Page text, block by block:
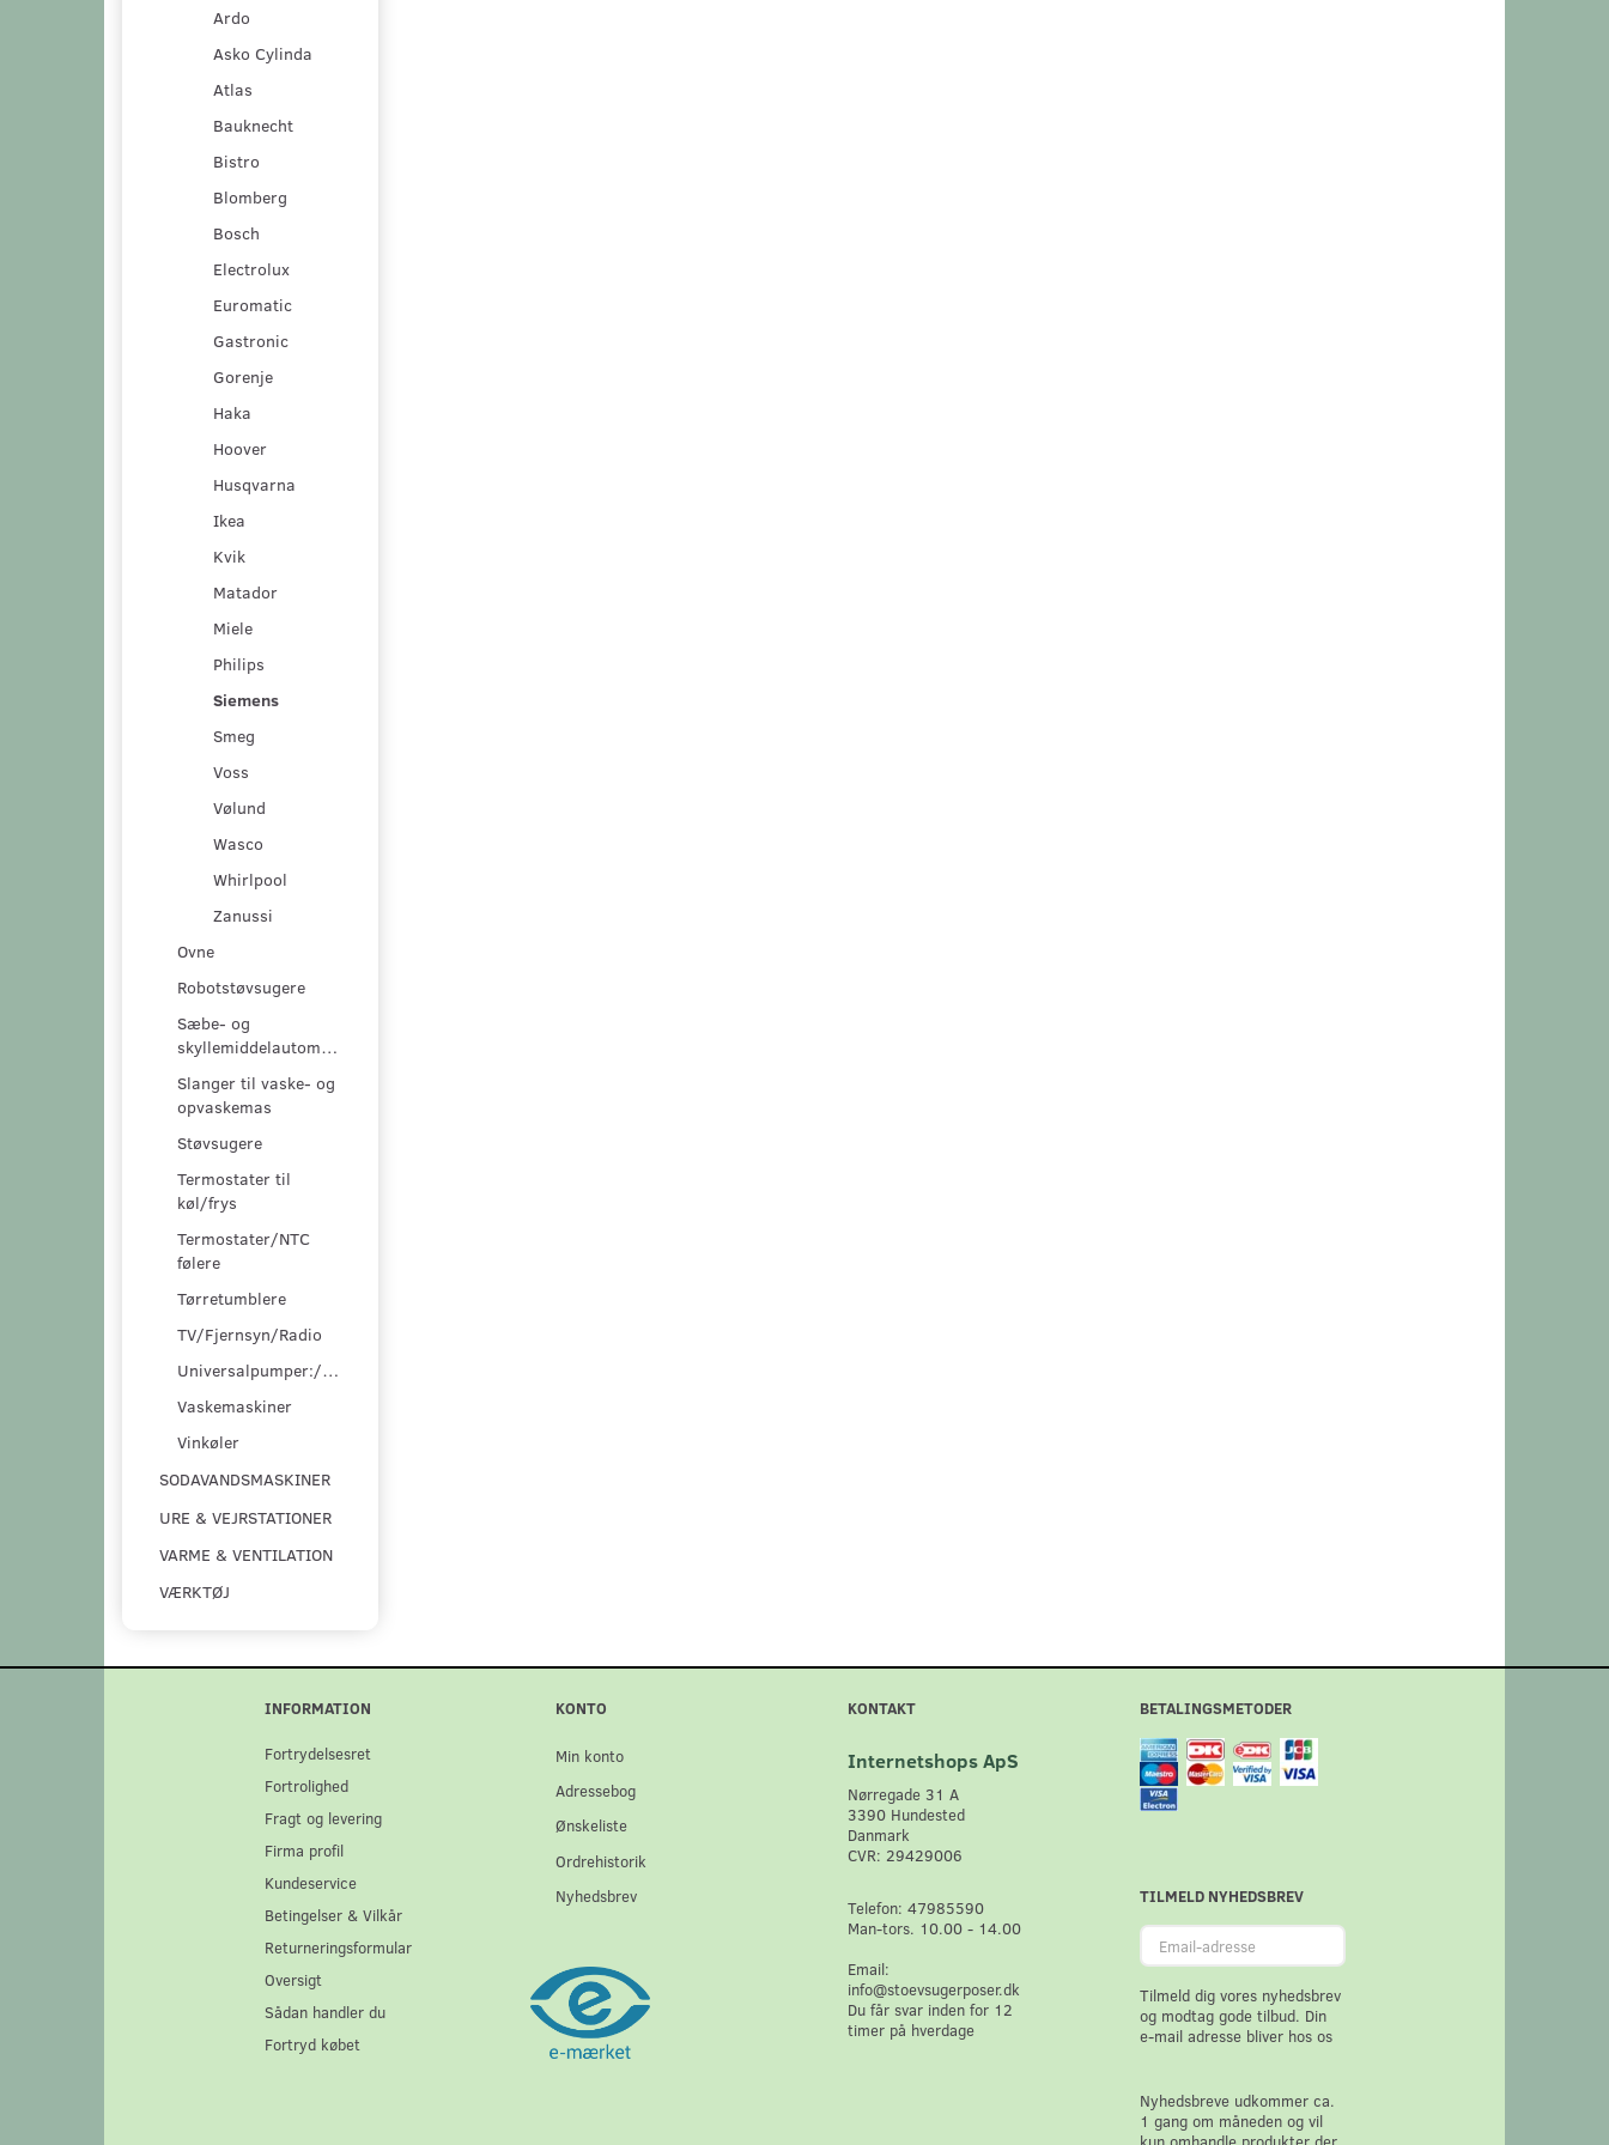
Ardo
Asko Cylinda
Atlas
Bauknecht
Bistro
Blomberg
Bosch
Electrolux
Euromatic
Gastronic
Gorenje
Haka
Hoover
Husqvarna
Ikea
Kvik
Matador
Miele
Philips
Siemens
Smeg
Voss
Vølund
Wasco
Whirlpool
Zanussi
Ovne
Robotstøvsugere
Sæbe- og
skyllemiddelautomater
Slanger til vaske- og
opvaskemas
Støvsugere
Termostater til
køl/frys
Termostater/NTC
følere
Tørretumblere
TV/Fjernsyn/Radio
Universalpumper:/pumpesæt
Vaskemaskiner
Vinkøler
SODAVANDSMASKINER
URE & VEJRSTATIONER
VARME & VENTILATION
VÆRKTØJ
INFORMATION
Fortrydelsesret
Fortrolighed
Fragt og levering
Firma profil
Kundeservice
Betingelser & Vilkår
Returneringsformular
Oversigt
Sådan handler du
Fortryd købet
KONTO
Min konto
Adressebog
Ønskeliste
Ordrehistorik
Nyhedsbrev
KONTAKT
Internetshops ApS
Nørregade 31 A
3390 Hundested
Danmark
CVR: 29429006
Telefon: 47985590
Man-tors. 10.00 - 14.00
Email:
info@stoevsugerposer.dk
Du får svar inden for 12
timer på hverdage
BETALINGSMETODER
TILMELD NYHEDSBREV
Email-
adresse
Tilmeld dig vores nyhedsbrev
og modtag gode tilbud. Din
e-mail adresse bliver hos os
Nyhedsbreve udkommer ca.
1 gang om måneden og vil